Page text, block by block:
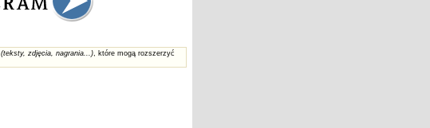
(teksty, zdjęcia, nagrania...), które mogą rozszerzyć